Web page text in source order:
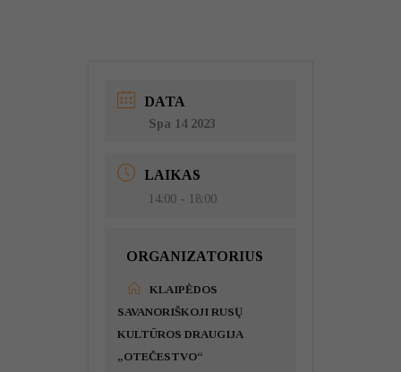
DATA
Spa 14 2023
LAIKAS
14:00 - 18:00
ORGANIZATORIUS
KLAIPĖDOS
SAVANORIŠKOJI RUSŲ
KULTŪROS DRAUGIJA
„OTEČESTVO“